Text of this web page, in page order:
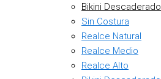
Bikini Descaderado
Sin Costura
Realce Natural
Realce Medio
Realce Alto